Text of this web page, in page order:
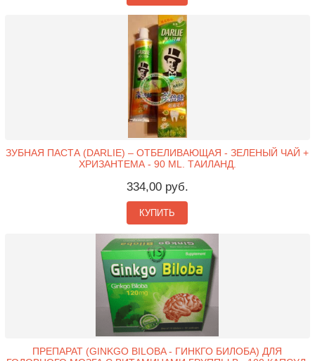
ЗУБНАЯ ПАСТА (DARLIE) – ОТБЕЛИВАЮЩАЯ - ЗЕЛЕНЫЙ ЧАЙ +
ХРИЗАНТЕМА - 90 ML. ТАИЛАНД.
334,00 руб.
КУПИТЬ
ПРЕПАРАТ (GINKGO BILOBA - ГИНКГО БИЛОБА) ДЛЯ